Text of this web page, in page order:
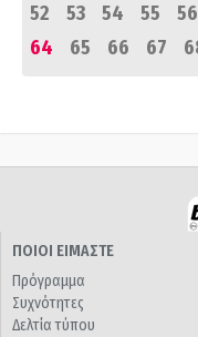
52
53 54 55 56
64
65 66 67
ΠΟΙΟΙ ΕΙΜΑΣΤΕ
Πρόγραμμα
Συχνότητες
Δελτία τύπου